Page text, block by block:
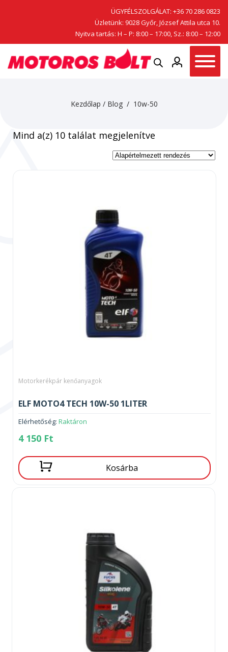
ÜGYFÉLSZOLGÁLAT: +36 70 286 0823
Üzletünk: 9028 Győr, József Attila utca 10.
Nyitva tartás: H – P: 8:00 – 17:00, Sz.: 8:00 – 12:00
Kezdőlap / Blog/ 10w-50
Mind a(z) 10 találat megjelenítve
Motorkerékpár kenőanyagok
ELF MOTO4 TECH 10W-50 1LITER
Elérhetőség: Raktáron
4 150 Ft
Kosárba